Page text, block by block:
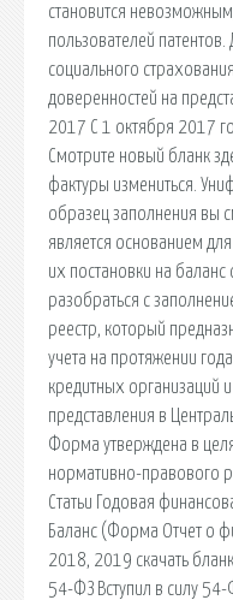
становится
пользователей
социального
доверенностей на
2017 С 1 октября 2017
Смотрите новый бланк
фактуры измениться.
образец заполнения вы
является основанием
их постановки на
разобраться с
реестр, который
учета на протяжении
кредитных организаций
представления в
Форма утверждена в
нормативно-правового
Статьи Годовая
Баланс (Форма Отчет о
2018, 2019 скачать
54-ФЗ Вступил в силу